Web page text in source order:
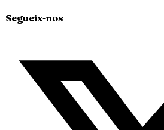
Segueix-nos